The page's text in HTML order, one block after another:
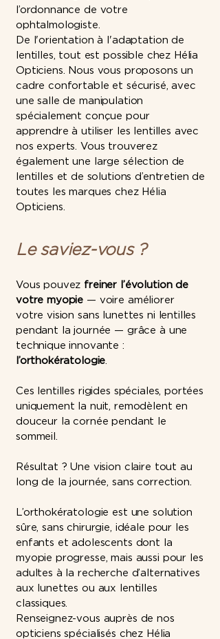
l’ordonnance de votre
ophtalmologiste.
De l'orientation à l'adaptation de
lentilles, tout est possible chez Hélia
Opticiens. Nous vous proposons un
cadre confortable et sécurisé, avec
une salle de manipulation
spécialement conçue pour
apprendre à utiliser les lentilles avec
nos experts. Vous trouverez
également une large sélection de
lentilles et de solutions d’entretien de
toutes les marques chez Hélia
Opticiens.
Le saviez-vous ?
Vous pouvez freiner l’évolution de
votre myopie — voire améliorer
votre vision sans lunettes ni lentilles
pendant la journée — grâce à une
technique innovante :
l’orthokératologie
Ces lentilles rigides spéciales, portées
uniquement la nuit, remodèlent en
douceur la cornée pendant le
sommeil.
Résultat ? Une vision claire tout au
long de la journée, sans correction.
L’orthokératologie est une solution
sûre, sans chirurgie, idéale pour les
enfants et adolescents dont la
myopie progresse, mais aussi pour les
adultes à la recherche d’alternatives
aux lunettes ou aux lentilles
classiques.
Renseignez-vous auprès de nos
opticiens spécialisés chez Hélia